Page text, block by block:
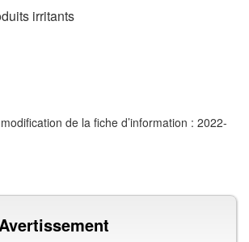
irritants
de la fiche d’information : 2022-